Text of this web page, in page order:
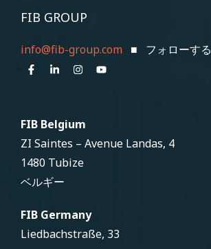
FIB GROUP
info@fib-group.com ■ フォローする
FIB Belgium
ZI Saintes – Avenue Landas, 4
1480 Tubize
ベルギー
FIB Germany
Liedbachstraße, 33